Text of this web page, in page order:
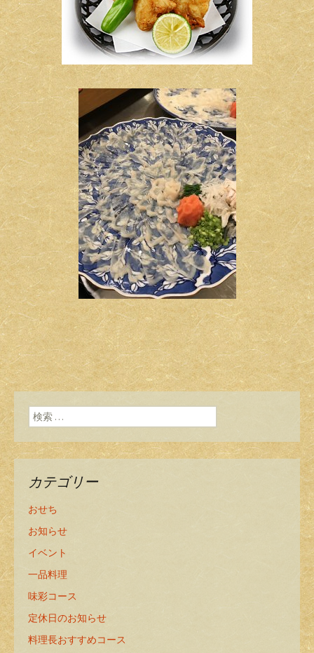
検索:
カテゴリー
おせち
お知らせ
イベント
一品料理
味彩コース
定休日のお知らせ
料理長おすすめコース